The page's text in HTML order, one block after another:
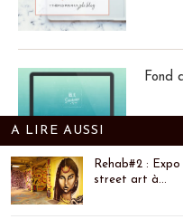
Fond
A LIRE AUSSI
Rehab#2 : Expo
street art à...